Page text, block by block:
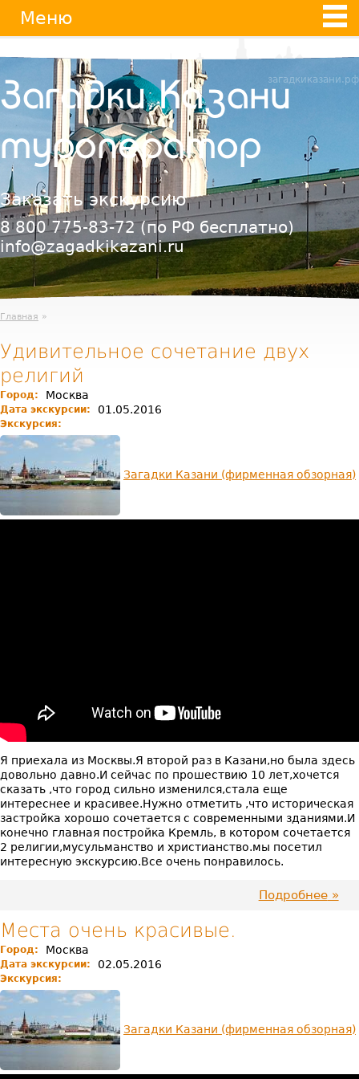
Jump
navigation
Меню
загадкиказани.рф
Загадки Казани
туроператор
Заказать экскурсию
8 800 775-83-72(по РФ бесплатно)
info@zagadkikazani.ru
Главная »
Удивительное сочетание двух
религий
Город: Москва
Дата экскурсии: 01.05.2016
Экскурсия:
Загадки Казани (фирменная обзорная)
турфирмы
Загадки
Казани
Я приехала из Москвы.Я второй раз в Казани,но была здесь
довольно давно.И сейчас по прошествию 10 лет,хочется
сказать ,что город сильно изменился,стала еще
интереснее и красивее.Нужно отметить ,что историческая
застройка хорошо сочетается с современными зданиями.И
конечно главная постройка Кремль, в котором сочетается
2 религии,мусульманство и христианство.мы посетил
интересную экскурсию.Все очень понравилось.
Подробнеепро
Места очень красивые.
Город: Москва
Дата экскурсии: 02.05.2016
Экскурсия:
Загадки Казани (фирменная обзорная)